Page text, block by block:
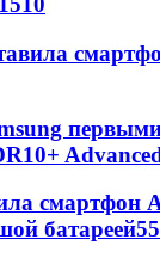
смартфон
батареей